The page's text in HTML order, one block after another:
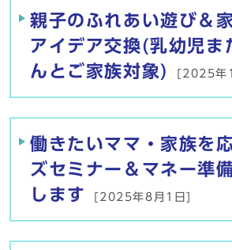
親子のふれあい遊び＆
アイデア交換(乳幼児ま
んとご家族対象)
[2025年
働きたいママ・家族を
ズセミナー＆マネー準
します
[2025年8月1日]